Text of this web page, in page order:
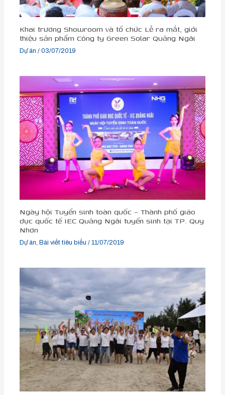
Khai trương Showroom và tổ chức Lễ ra mắt, giới
thiệu sản phẩm Công ty Green Solar Quảng Ngãi
Dự án /03/07/2019
Ngày hội Tuyển sinh toàn quốc – Thành phố giáo
dục quốc tế IEC Quảng Ngãi tuyển sinh tại TP. Quy
Nhơn
Dự án, Bài viết tiêu biểu /11/07/2019